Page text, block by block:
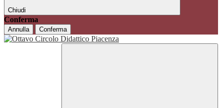
Chiudi
Conferma
Annulla Conferma